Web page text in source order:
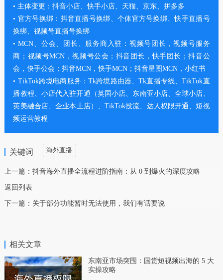
• 主体变更：抖音小店、快手小店、天猫、京东、拼多多
• 官方号换绑：抖音直播号换绑、个体官方号换绑、快手直播号
换绑、视频号直播号换绑
• MCN、公会、团长、服务商入驻：视频号团长，视频号服务
商；视频号MCN，视频号公会；抖音团长，快手团长；抖音公
会，快手公会；抖音MCN，快手MCN；抖音星图MCN，小红书
• TikTok跨境电商服务：Tk跨境路由器、Tk直播专线、TikTok直
播教程、小店代入驻开通（英国小店、东南亚小店、全球小店、
英美融合店、企业本土店）、TikTok投流、达人权限开通、短视
频运营教程
关键词 海外直播
上一篇： 抖音海外直播全流程进阶指南：从 0 到爆火的深度攻略
返回列表
下一篇： 关于部分功能暂时无法使用，我们有话要说
相关文章
东南亚市场突围：国货短视频出海的 5 大
实操攻略